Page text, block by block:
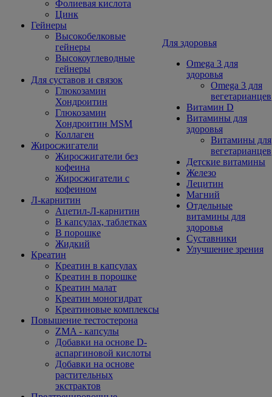
Фолиевая кислота
Цинк
Гейнеры
Высокобелковые
гейнеры
Высокоуглеводные
гейнеры
Для суставов и связок
Глюкозамин
Хондроитин
Глюкозамин
Хондроитин MSM
Коллаген
Жиросжигатели
Жиросжигатели без
кофеина
Жиросжигатели с
кофеином
Л-карнитин
Ацетил-Л-карнитин
В капсулах, таблетках
В порошке
Жидкий
Креатин
Креатин в капсулах
Креатин в порошке
Креатин малат
Креатин моногидрат
Креатиновые комплексы
Повышение тестостерона
ZMA - капсулы
Добавки на основе D-
аспаргиновой кислоты
Добавки на основе
растительных
экстрактов
Для здоровья
Omega 3 для
здоровья
Omega 3 для
вегетарианцев
Витамин D
Витамины для
здоровья
Витамины для
вегетарианцев
Детские витамины
Железо
Лецитин
Магний
Отдельные
витамины для
здоровья
Суставники
Улучшение зрения